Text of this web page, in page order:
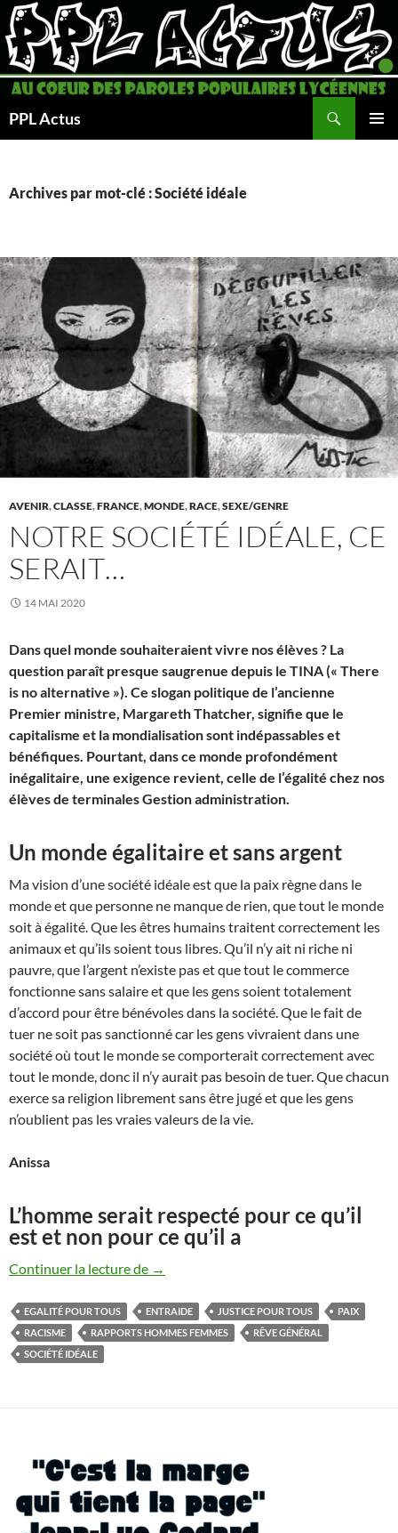
Aller
au
contenu
PPL Actus
Archives par mot-clé : Société idéale
AVENIR,CLASSE,FRANCE,MONDE,RACE,SEXE/GENRE
NOTRE SOCIÉTÉ IDÉALE, CE
SERAIT…
14 MAI 2020
Dans quel monde souhaiteraient vivre nos élèves ? La
question paraît presque saugrenue depuis le TINA (« There
is no alternative »). Ce slogan politique de l’ancienne
Premier ministre, Margareth Thatcher, signifie que le
capitalisme et la mondialisation sont indépassables et
bénéfiques. Pourtant, dans ce monde profondément
inégalitaire, une exigence revient, celle de l’égalité chez nos
élèves de terminales Gestion administration.
Un monde égalitaire et sans argent
Ma vision d’une société idéale est que la paix règne dans le
monde et que personne ne manque de rien, que tout le monde
soit à égalité. Que les êtres humains traitent correctement les
animaux et qu’ils soient tous libres. Qu’il n’y ait ni riche ni
pauvre, que l’argent n’existe pas et que tout le commerce
fonctionne sans salaire et que les gens soient totalement
d’accord pour être bénévoles dans la société. Que le fait de
tuer ne soit pas sanctionné car les gens vivraient dans une
société où tout le monde se comporterait correctement avec
tout le monde, donc il n’y aurait pas besoin de tuer. Que chacun
exerce sa religion librement sans être jugé et que les gens
n’oublient pas les vraies valeurs de la vie.
Anissa
L’homme serait respecté pour ce qu’il
est et non pour ce qu’il a
Continuer la lecture de Notre société idéale, ce serait…
→
EGALITÉ POUR TOUS ENTRAIDE JUSTICE POUR TOUS
PAIX
RACISME
RAPPORTS HOMMES FEMMES
RÊVE GÉNÉRAL
SOCIÉTÉ IDÉALE